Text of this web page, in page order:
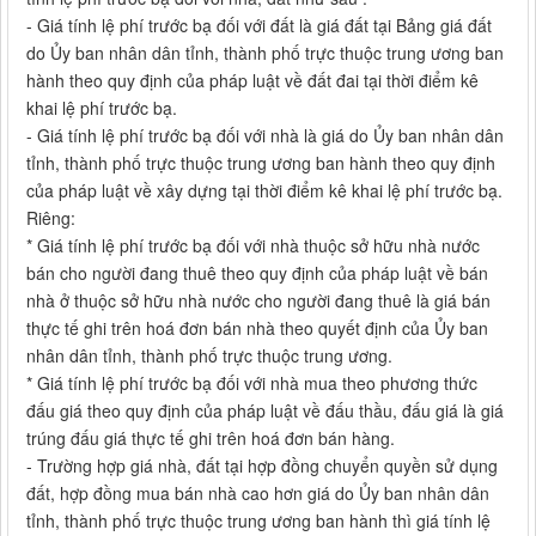
- Giá tính lệ phí trước bạ đối với đất là giá đất tại Bảng giá đất
do Ủy ban nhân dân tỉnh, thành phố trực thuộc trung ương ban
hành theo quy định của pháp luật về đất đai tại thời điểm kê
khai lệ phí trước bạ.
- Giá tính lệ phí trước bạ đối với nhà là giá do Ủy ban nhân dân
tỉnh, thành phố trực thuộc trung ương ban hành theo quy định
của pháp luật về xây dựng tại thời điểm kê khai lệ phí trước bạ.
Riêng:
* Giá tính lệ phí trước bạ đối với nhà thuộc sở hữu nhà nước
bán cho người đang thuê theo quy định của pháp luật về bán
nhà ở thuộc sở hữu nhà nước cho người đang thuê là giá bán
thực tế ghi trên hoá đơn bán nhà theo quyết định của Ủy ban
nhân dân tỉnh, thành phố trực thuộc trung ương.
* Giá tính lệ phí trước bạ đối với nhà mua theo phương thức
đấu giá theo quy định của pháp luật về đấu thầu, đấu giá là giá
trúng đấu giá thực tế ghi trên hoá đơn bán hàng.
- Trường hợp giá nhà, đất tại hợp đồng chuyển quyền sử dụng
đất, hợp đồng mua bán nhà cao hơn giá do Ủy ban nhân dân
tỉnh, thành phố trực thuộc trung ương ban hành thì giá tính lệ